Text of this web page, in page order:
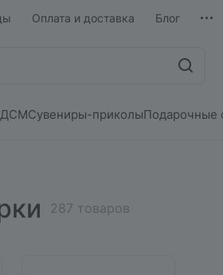
Оплата и доставка Блог
Сувениры-приколыПодарочные
287 товаров